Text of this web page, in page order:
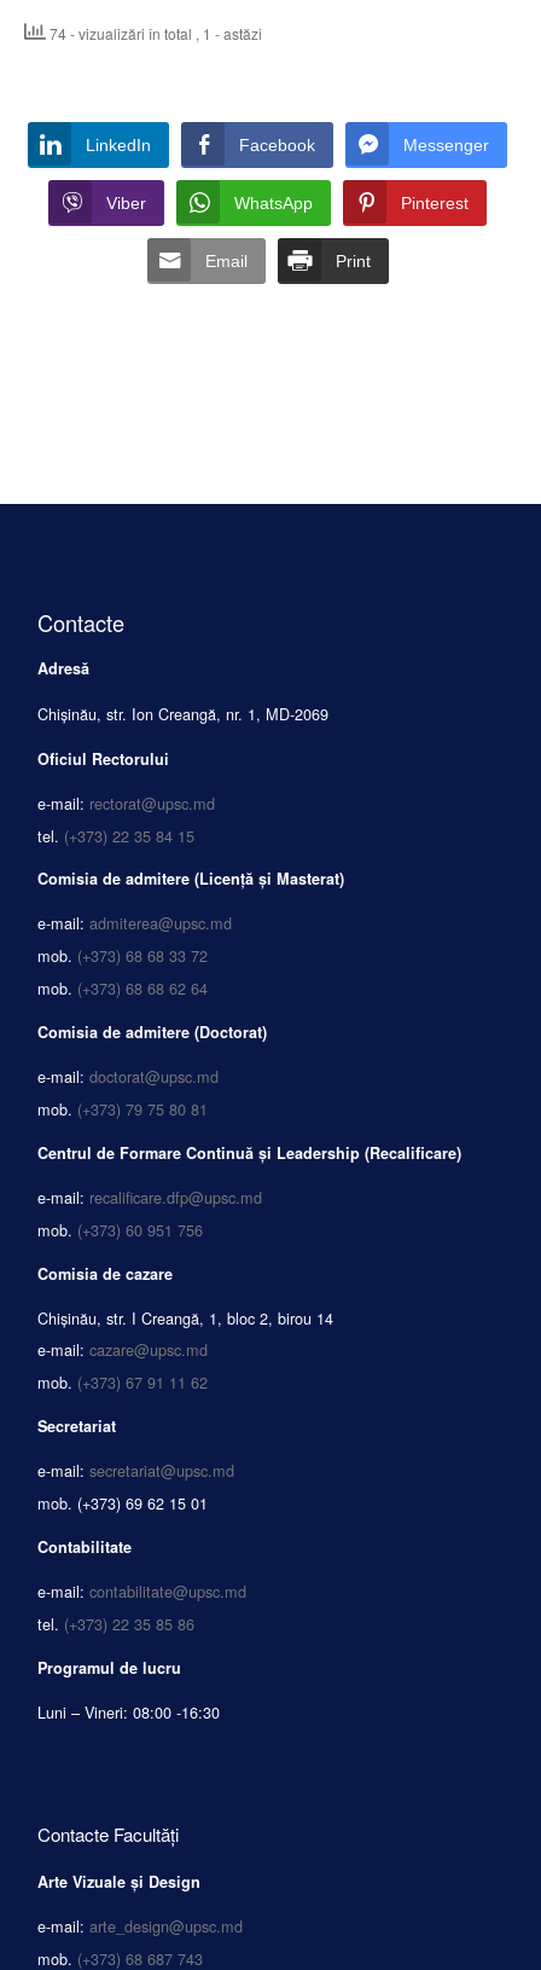
74 - vizualizări în total , 1 - astăzi
LinkedIn Facebook Messenger
Viber WhatsApp Pinterest
Email Print
Contacte
Adresă
Chișinău, str. Ion Creangă, nr. 1, MD-2069
Oficiul Rectorului
e-mail: rectorat@upsc.md
tel. (+373) 22 35 84 15
Comisia de admitere (Licență și Masterat)
e-mail: admiterea@upsc.md
mob. (+373) 68 68 33 72
mob. (+373) 68 68 62 64
Comisia de admitere (Doctorat)
e-mail: doctorat@upsc.md
mob. (+373) 79 75 80 81
Centrul de Formare Continuă și Leadership (Recalificare)
e-mail: recalificare.dfp@upsc.md
mob. (+373) 60 951 756
Comisia de cazare
Chișinău, str. I Creangă, 1, bloc 2, birou 14
e-mail: cazare@upsc.md
mob. (+373) 67 91 11 62
Secretariat
e-mail: secretariat@upsc.md
mob. (+373) 69 62 15 01
Contabilitate
e-mail: contabilitate@upsc.md
tel. (+373) 22 35 85 86
Programul de lucru
Luni – Vineri: 08:00 -16:30
Contacte Facultăți
Arte Vizuale și Design
e-mail: arte_design@upsc.md
mob. (+373) 68 687 743